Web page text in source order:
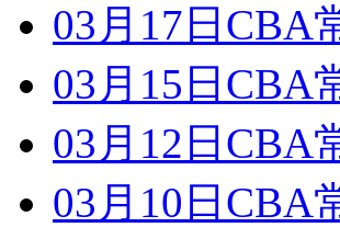
03月17日CBA
03月15日CBA
03月12日CBA
03月10日CBA